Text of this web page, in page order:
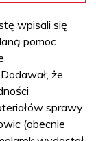
wpisali się
pomoc
że
sprawy
(obecnie